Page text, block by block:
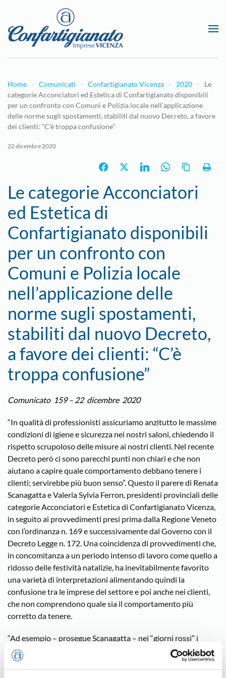
Passa al contenuto principale
Home Comunicati Confartigianato Vicenza 2020
Le
categorie Acconciatori ed Estetica di Confartigianato disponibili
per un confronto con Comuni e Polizia locale nell’applicazione
delle norme sugli spostamenti, stabiliti dal nuovo Decreto, a favore
dei clienti: “C’è troppa confusione”
22 dicembre 2020
Le categorie Acconciatori
ed Estetica di
Confartigianato disponibili
per un confronto con
Comuni e Polizia locale
nell’applicazione delle
norme sugli spostamenti,
stabiliti dal nuovo Decreto,
a favore dei clienti: “C’è
troppa confusione”
Comunicato 159 – 22 dicembre 2020
“In qualità di professionisti assicuriamo anzitutto le massime
condizioni di igiene e sicurezza nei nostri saloni, chiedendo il
rispetto scrupoloso delle misure ai nostri clienti. Nel recente
Decreto però ci sono parecchi punti non chiari e che non
aiutano a capire quale comportamento debbano tenere i
clienti; servirebbe più buon senso”. Questo il parere di Renata
Scanagatta e Valeria Sylvia Ferron, presidenti provinciali delle
categorie Acconciatori e Estetica di Confartigianato Vicenza,
in seguito ai provvedimenti presi prima dalla Regione Veneto
con l’ordinanza n. 169 e successivamente dal Governo con il
Decreto Legge n. 172. Una coincidenza di provvedimenti che,
in concomitanza a un periodo intenso di lavoro come quello a
ridosso delle festività natalizie, ha inevitabilmente favorito
una varietà di interpretazioni alimentando quindi la
confusione tra le imprese del settore e poi anche nei clienti,
che non comprendono quale sia il comportamento più
corretto da tenere.
“Ad esempio – prosegue Scanagatta – nei “giorni rossi” i
saloni di parrucchiere possono rimanere aperti ma non è
chiarito se il cliente possa uscire di casa. Confartigianato da